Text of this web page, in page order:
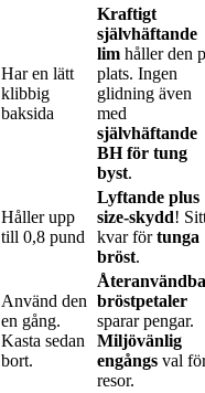
Har en lätt
klibbig
baksida
Kraftigt
självhäftande
lim håller den
plats. Ingen
glidning även
med
självhäftande
BH för tung
byst.
Håller upp
till 0,8 pund
Lyftande plus
size-skydd!
kvar förtunga
bröst.
Använd den
en gång.
Kasta sedan
bort.
bröstpetaler
sparar pengar.
Miljövänlig
engångs val
resor.